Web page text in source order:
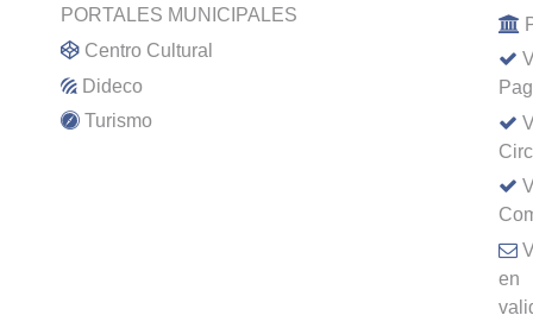
PORTALES MUNICIPALES
Centro Cultural
Dideco
Turismo
en